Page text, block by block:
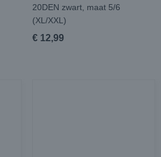
20DEN zwart, maat 5/6
(XL/XXL)
€ 12,99